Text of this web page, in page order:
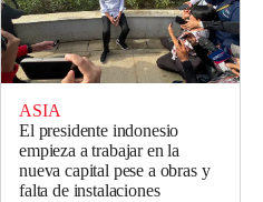
ASIA
El presidente indonesio
empieza a trabajar en la
nueva capital pese a obras y
falta de instalaciones